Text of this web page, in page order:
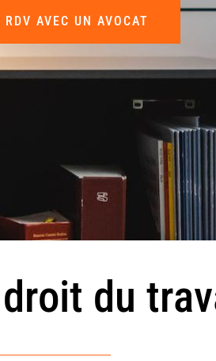
RDV AVEC UN AVOCAT
du